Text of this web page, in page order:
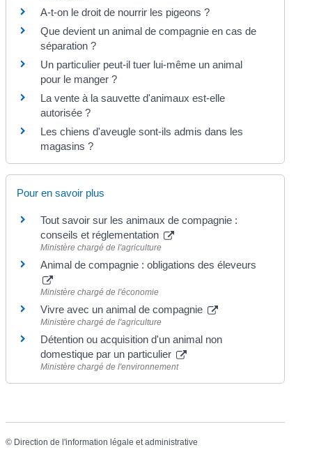
A-t-on le droit de nourrir les pigeons ?
Que devient un animal de compagnie en cas de
séparation ?
Un particulier peut-il tuer lui-même un animal
pour le manger ?
La vente à la sauvette d'animaux est-elle
autorisée ?
Les chiens d'aveugle sont-ils admis dans les
magasins ?
Pour en savoir plus
Tout savoir sur les animaux de compagnie :
conseils et réglementation
Ministère chargé de l'agriculture
Animal de compagnie : obligations des éleveurs
Ministère chargé de l'économie
Vivre avec un animal de compagnie
Ministère chargé de l'agriculture
Détention ou acquisition d'un animal non
domestique par un particulier
Ministère chargé de l'environnement
© Direction de l'information légale et administrative